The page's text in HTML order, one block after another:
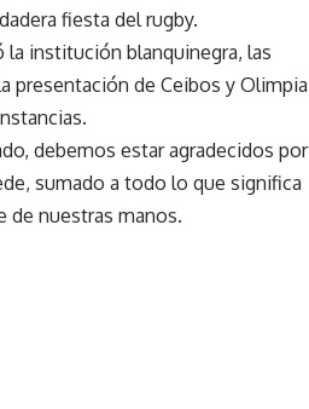
fiesta del rugby.
la institución blanquinegra, las
presentación de Ceibos y Olimpia
debemos estar agradecidos por
sumado a todo lo que significa
de nuestras manos.